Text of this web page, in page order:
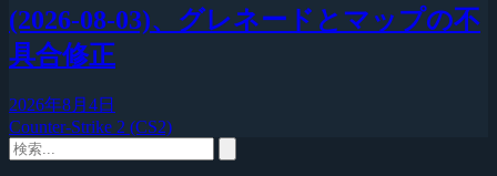
(2026-08-03)、グレネードとマップの不
具合修正
2026年8月4日
Counter-Strike 2 (CS2)